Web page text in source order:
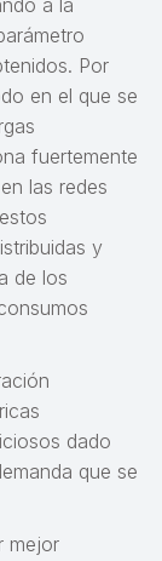
a la
Por
en el que se
fuertemente
las redes
y
de los
dado
que se
mejor